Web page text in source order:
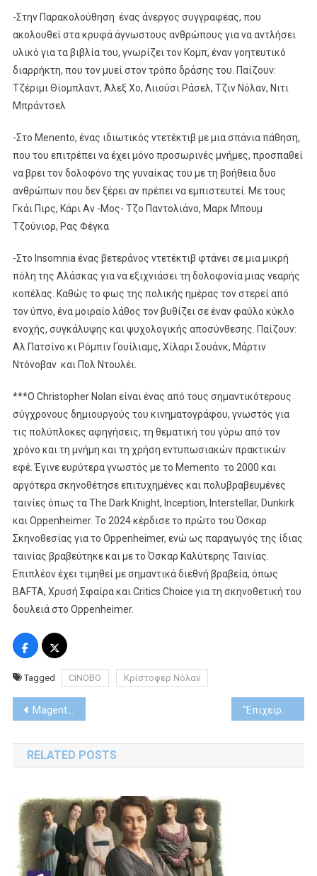
-Στην Παρακολούθηση ένας άνεργος συγγραφέας, που
ακολουθεί στα κρυφά άγνωστους ανθρώπους για να αντλήσει
υλικό για τα βιβλία του, γνωρίζει τον Κομπ, έναν γοητευτικό
διαρρήκτη, που τον μυεί στον τρόπο δράσης του. Παίζουν:
Τζέριμι Θίομπλαντ, Άλεξ Χο, Λιιούσι Ράσελ, Τζιν Νόλαν, Νιτι
Μπράντσελ
-Στο Menento, ένας ιδιωτικός ντετέκτιβ με μια σπάνια πάθηση,
που του επιτρέπει να έχει μόνο προσωρινές μνήμες, προσπαθεί
να βρει τον δολοφόνο της γυναίκας του με τη βοήθεια δυο
ανθρώπων που δεν ξέρει αν πρέπει να εμπιστευτεί. Με τους
Γκάι Πιρς, Κάρι Αν -Μος- Τζο Παντολιάνο, Μαρκ Μπουμ
Τζούνιορ, Ρας Φέγκα
-Στο Insomnia ένας βετεράνος ντετέκτιβ φτάνει σε μια μικρή
πόλη της Αλάσκας για να εξιχνιάσει τη δολοφονία μιας νεαρής
κοπέλας. Καθώς το φως της πολικής ημέρας τον στερεί από
τον ύπνο, ένα μοιραίο λάθος τον βυθίζει σε έναν φαύλο κύκλο
ενοχής, συγκάλυψης και ψυχολογικής αποσύνθεσης. Παίζουν:
Αλ Πατσίνο κι Ρόμπιν Γουίλιαμς, Χίλαρι Σουάνκ, Μάρτιν
Ντόνοβαν και Πολ Ντουλέι.
***Ο Christopher Nolan είναι ένας από τους σημαντικότερους
σύγχρονους δημιουργούς του κινηματογράφου, γνωστός για
τις πολύπλοκες αφηγήσεις, τη θεματική του γύρω από τον
χρόνο και τη μνήμη και τη χρήση εντυπωσιακών πρακτικών
εφέ. Έγινε ευρύτερα γνωστός με το Memento το 2000 και
αργότερα σκηνοθέτησε επιτυχημένες και πολυβραβευμένες
ταινίες όπως τα The Dark Knight, Inception, Interstellar, Dunkirk
και Oppenheimer. Το 2024 κέρδισε το πρώτο του Όσκαρ
Σκηνοθεσίας για το Oppenheimer, ενώ ως παραγωγός της ίδιας
ταινίας βραβεύτηκε και με το Όσκαρ Καλύτερης Ταινίας.
Επιπλέον έχει τιμηθεί με σημαντικά διεθνή βραβεία, όπως
BAFTA, Χρυσή Σφαίρα και Critics Choice για τη σκηνοθετική του
δουλειά στο Oppenheimer.
Tagged CINOBO Κρίστοφερ Νόλαν
Post
navigation
Magenta Insurance: Ολοκληρωμένες ασφαλιστικές λύσεις, τώρα και για υγεία, ζωή, ταξίδια κι επιχειρήσεις “Επιχείρηση Μπλε Βιβλίο” στο Viasat Epic Drama
RELATED POSTS